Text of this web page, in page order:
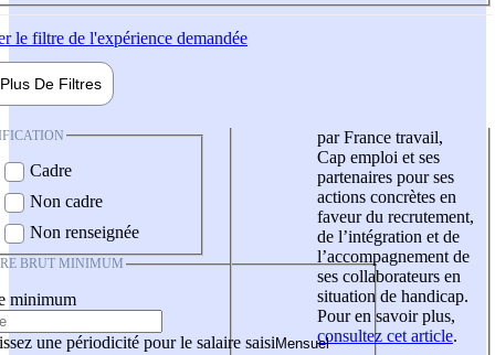
le filtre de l'expérience demandée
Plus De Filtres
Cadre
Non cadre
Non renseignée
BRUT MINIMUM
minimum
une périodicité pour le salaire saisi
par France travail,
Cap emploi et ses
partenaires pour ses
actions concrètes en
faveur du recrutement,
de l’intégration et de
l’accompagnement de
ses collaborateurs en
situation de handicap.
Pour en savoir plus,
consultez cet article.